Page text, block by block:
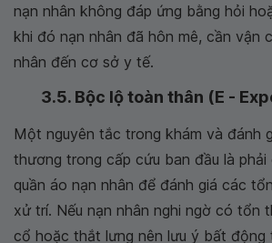
nạn nhân không đáp ứng bằng hỏi
khi đó nạn nhân đã hôn mê, cần vận
nhân đến cơ sở y tế.
3.5. Bộc lộ toàn thân (E -
Một nguyên tắc trong khám và đánh
thương trong cấp cứu ban đầu là
quần áo nạn nhân để đánh giá các
xử trí. Nếu nạn nhân nghi ngờ có tổn
cổ hoặc thắt lưng nên lưu ý bất động